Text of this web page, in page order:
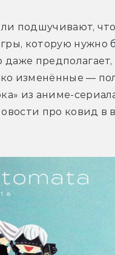
подшучивают,
которую нужно
изменённые —
из аниме-
про ковид